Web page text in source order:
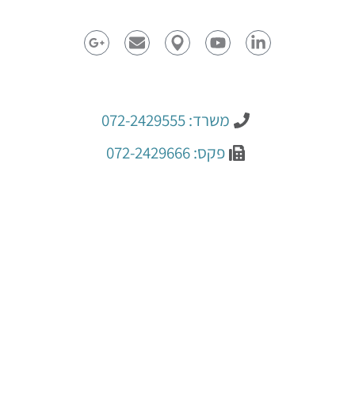
משרד: 072-2429555
פקס: 072-2429666